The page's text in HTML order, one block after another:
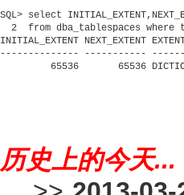
SQL> select
2  from dba_tablespaces where
INITIAL_EXTENT NEXT_EXTENT
-------------- -----------
65536       65536
历史上的今天...